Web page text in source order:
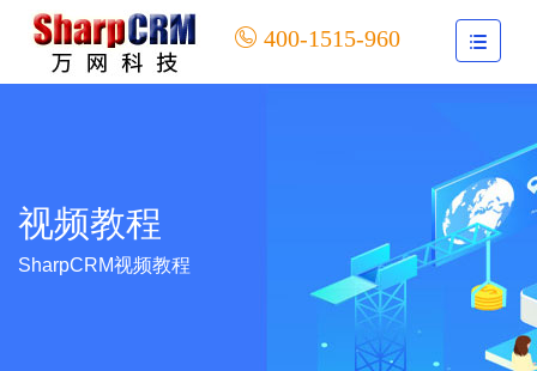
400-1515-960
视频教程
SharpCRM视频教程